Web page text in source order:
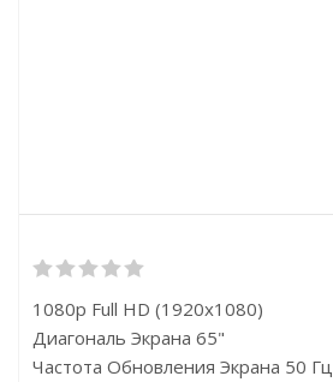
1080p Full HD (1920x1080)
Диагональ Экрана 65"
Частота Обновления Экрана 50 Гц